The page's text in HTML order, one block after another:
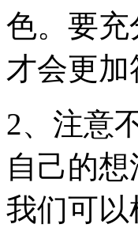
色。要
才会更
2、注意
自己的
我们可